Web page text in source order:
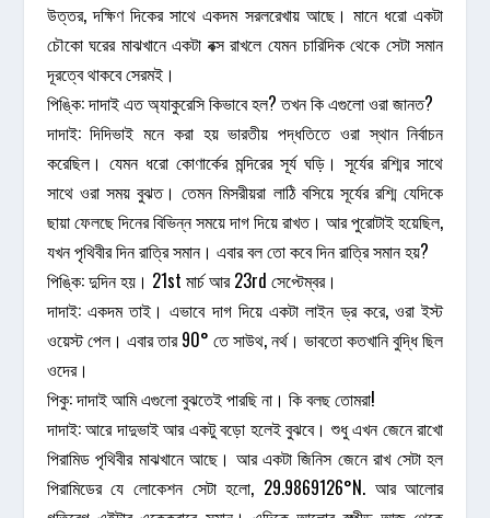
উত্তর, দক্ষিণ দিকের সাথে একদম সরলরেখায় আছে। মানে ধরো একটা
চৌকো ঘরের মাঝখানে একটা বক্স রাখলে যেমন চারিদিক থেকে সেটা সমান
দূরত্বে থাকবে সেরমই।
পিঙ্কি: দাদাই এত অ্যাকুরেসি কিভাবে হল? তখন কি এগুলো ওরা জানত?
দাদাই: দিদিভাই মনে করা হয় ভারতীয় পদ্ধতিতে ওরা স্থান নির্বাচন
করেছিল। যেমন ধরো কোণার্কের মন্দিরের সূর্য ঘড়ি। সূর্যের রশ্মির সাথে
সাথে ওরা সময় বুঝত। তেমন মিসরীয়রা লাঠি বসিয়ে সূর্যের রশ্মি যেদিকে
ছায়া ফেলছে দিনের বিভিন্ন সময়ে দাগ দিয়ে রাখত। আর পুরোটাই হয়েছিল,
যখন পৃথিবীর দিন রাত্রি সমান। এবার বল তো কবে দিন রাত্রি সমান হয়?
পিঙ্কি: দুদিন হয়। 21st মার্চ আর 23rd সেপ্টেম্বর।
দাদাই: একদম তাই। এভাবে দাগ দিয়ে একটা লাইন ড্র করে, ওরা ইস্ট
ওয়েস্ট পেল। এবার তার 90° তে সাউথ, নর্থ। ভাবতো কতখানি বুদ্ধি ছিল
ওদের।
পিকু: দাদাই আমি এগুলো বুঝতেই পারছি না। কি বলছ তোমরা!
দাদাই: আরে দাদুভাই আর একটু বড়ো হলেই বুঝবে। শুধু এখন জেনে রাখো
পিরামিড পৃথিবীর মাঝখানে আছে। আর একটা জিনিস জেনে রাখ সেটা হল
পিরামিডের যে লোকেশন সেটা হলো, 29.9869126°N. আর আলোর